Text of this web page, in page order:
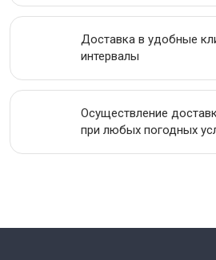
Доставка в удобные
интервалы
Осуществление
при любых погодных